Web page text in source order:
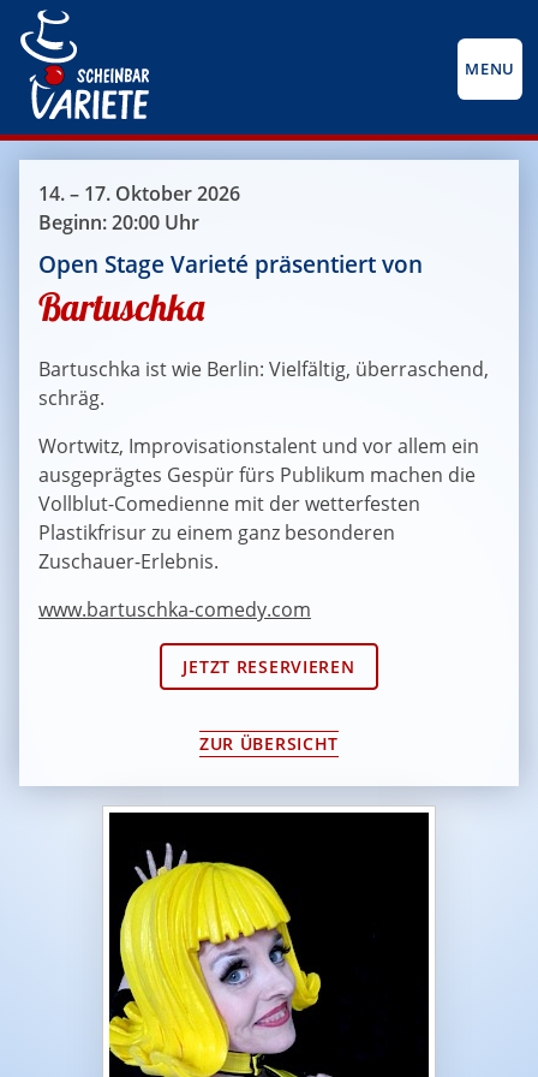
MENU
14. – 17. Oktober 2026
Beginn: 20:00 Uhr
Open Stage Varieté präsentiert von
Bartuschka
Bartuschka ist wie Berlin: Vielfältig, überraschend,
schräg.
Wortwitz, Improvisationstalent und vor allem ein
ausgeprägtes Gespür fürs Publikum machen die
Vollblut-Comedienne mit der wetterfesten
Plastikfrisur zu einem ganz besonderen
Zuschauer-Erlebnis.
www.bartuschka-comedy.com
JETZT RESERVIEREN
ZUR ÜBERSICHT